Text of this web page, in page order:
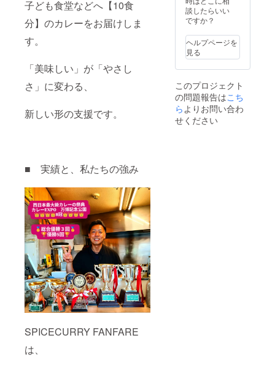
子ども食堂などへ【10食
分】のカレーをお届けしま
す。
「美味しい」が「やさし
さ」に変わる、
新しい形の支援です。
■ 実績と、私たちの強み
SPICECURRY FANFARE
は、
れたラベルや注
意書きをご確認
本プロジェクト
は、継続的な支
援を目的として
運営しており、
売上の一部を子
どもたちへの食
事支援および活
動運営に活用い
たします。 【支
援者様のお名前
談したらいい
ですか？
ヘルプページを
見る
このプロジェクト
の問題報告はこち
ら よりお問い合わ
せください